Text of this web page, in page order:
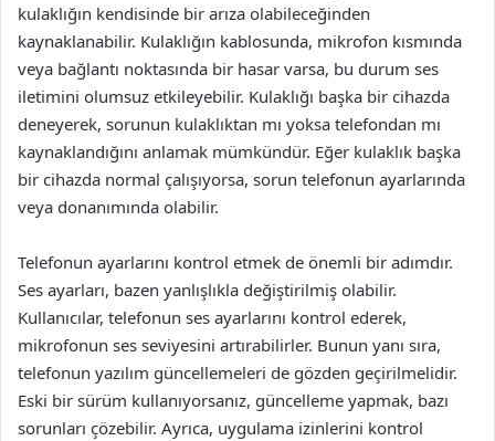
kulaklığın kendisinde bir arıza olabileceğinden
kaynaklanabilir. Kulaklığın kablosunda, mikrofon kısmında
veya bağlantı noktasında bir hasar varsa, bu durum ses
iletimini olumsuz etkileyebilir. Kulaklığı başka bir cihazda
deneyerek, sorunun kulaklıktan mı yoksa telefondan mı
kaynaklandığını anlamak mümkündür. Eğer kulaklık başka
bir cihazda normal çalışıyorsa, sorun telefonun ayarlarında
veya donanımında olabilir.
Telefonun ayarlarını kontrol etmek de önemli bir adımdır.
Ses ayarları, bazen yanlışlıkla değiştirilmiş olabilir.
Kullanıcılar, telefonun ses ayarlarını kontrol ederek,
mikrofonun ses seviyesini artırabilirler. Bunun yanı sıra,
telefonun yazılım güncellemeleri de gözden geçirilmelidir.
Eski bir sürüm kullanıyorsanız, güncelleme yapmak, bazı
sorunları çözebilir. Ayrıca, uygulama izinlerini kontrol